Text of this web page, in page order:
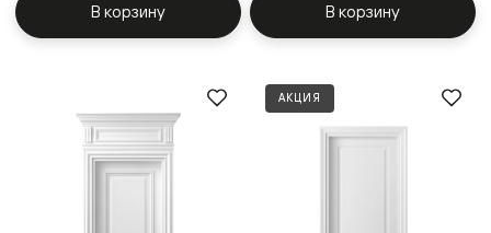
В корзину В корзину
АКЦИЯ